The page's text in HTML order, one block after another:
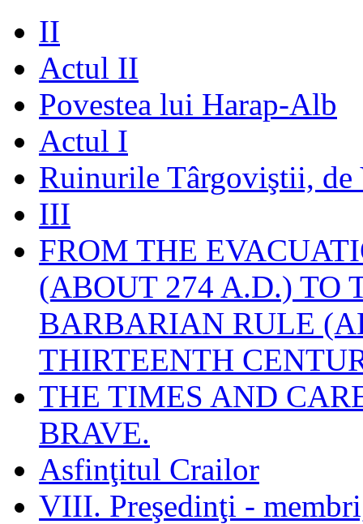
II
Actul II
Povestea lui Harap-Alb
Actul I
Ruinurile Târgoviştii, de
III
FROM THE
(ABOUT 274 A.D.) TO
BARBARIAN RULE
THIRTEENTH
THE TIMES AND
BRAVE.
Asfinţitul Crailor
VIII. Preşedinţi -